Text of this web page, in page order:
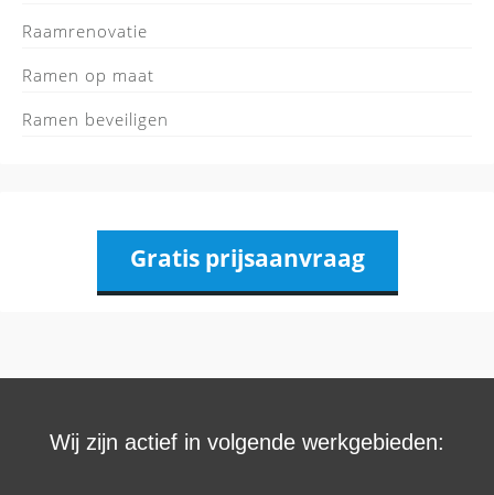
Raamrenovatie
Ramen op maat
Ramen beveiligen
Gratis prijsaanvraag
Wij zijn actief in volgende werkgebieden: